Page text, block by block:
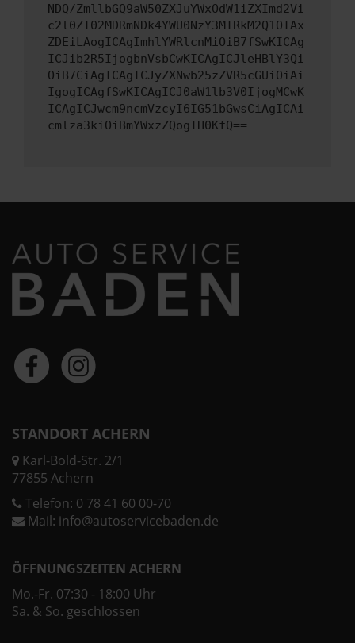
NDQ/ZmllbGQ9aW50ZXJuYWxOdW1iZXImd2Vi
c2l0ZT02MDRmNDk4YWU0NzY3MTRkM2Q1OTAx
ZDEiLAogICAgImhlYWRlcnMiOiB7fSwKICAg
ICJib2R5IjogbnVsbCwKICAgICJleHBlY3Qi
OiB7CiAgICAgICJyZXNwb25zZVR5cGUiOiAi
IgogICAgfSwKICAgICJ0aW1lb3V0IjogMCwK
ICAgICJwcm9ncmVzcyI6IG51bGwsCiAgICAi
cmlza3kiOiBmYWxzZQogIH0KfQ==
STANDORT ACHERN
Karl-Bold-Str. 2/1
77855 Achern
Telefon: 0 78 41 60 00-70
Mail: info@autoservicebaden.de
ÖFFNUNGSZEITEN ACHERN
Mo.-Fr. 07:30 - 18:00 Uhr
Sa. & So. geschlossen